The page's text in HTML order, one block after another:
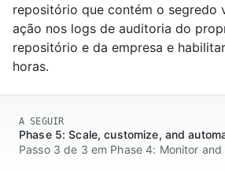
repositório que contém o segredo
ação nos logs de auditoria do
repositório e da empresa e
horas.
A SEGUIR
Phase 5: Scale, customize, and
Passo 3 de 3 em Phase 4: Monitor and